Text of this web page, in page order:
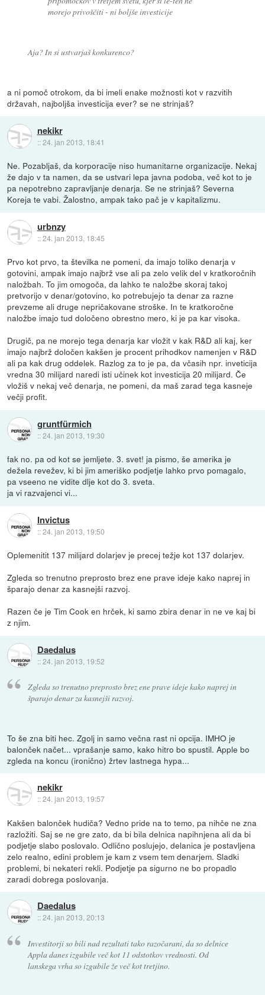
morejo privoščiti - ni boljše investicije
Aja? In si ustvarjaš konkurenco?
a ni pomoč otrokom, da bi imeli enake možnosti kot v razvitih
državah, najboljša investicija ever? se ne strinjaš?
nekikr
::24. jan 2013, 18:41
Ne. Pozabljaš, da korporacije niso humanitarne organizacije. Nekaj
že dajo v ta namen, da se ustvari lepa javna podoba, več kot to je
pa nepotrebno zapravljanje denarja. Se ne strinjaš? Severna
Koreja te vabi. Žalostno, ampak tako pač je v kapitalizmu.
urbnzy
::24. jan 2013, 18:45
Prvo kot prvo, ta številka ne pomeni, da imajo toliko denarja v
gotovini, ampak imajo najbrž vse ali pa zelo velik del v kratkoročnih
naložbah. To jim omogoča, da lahko te naložbe skoraj takoj
pretvorijo v denar/gotovino, ko potrebujejo ta denar za razne
prevzeme ali druge nepričakovane stroške. In te kratkoročne
naložbe imajo tud določeno obrestno mero, ki je pa kar visoka.
Drugič, pa ne morejo tega denarja kar vložit v kak R&D ali kaj, ker
imajo najbrž določen kakšen je procent prihodkov namenjen v R&D
ali pa kak drug oddelek. Razlog za to je pa, da včasih npr. inveticija
vredna 30 milijard naredi isti učinek kot investicija 20 milijard. Če
vložiš v nekaj več denarja, ne pomeni, da maš zarad tega kasneje
večji profit.
gruntfürmich
::24. jan 2013, 19:30
fak no. pa od kot se jemljete. 3. svet! ja pismo, še amerika je
dežela revežev, ki bi jim ameriško podjetje lahko prvo pomagalo,
pa vseeno ne vidite dlje kot do 3. sveta.
ja vi razvajenci vi...
Invictus
::24. jan 2013, 19:50
Oplemenitit 137 milijard dolarjev je precej težje kot 137 dolarjev.
Zgleda so trenutno preprosto brez ene prave ideje kako naprej in
šparajo denar za kasnejši razvoj.
Razen če je Tim Cook en hrček, ki samo zbira denar in ne ve kaj bi
z njim.
Daedalus
::24. jan 2013, 19:52
Zgleda so trenutno preprosto brez ene prave ideje kako naprej in
šparajo denar za kasnejši razvoj.
To še zna biti hec. Zgolj in samo večna rast ni opcija. IMHO je
balonček načet... vprašanje samo, kako hitro bo spustil. Apple bo
zgleda na koncu (ironično) žrtev lastnega hypa...
nekikr
::24. jan 2013, 19:57
Kakšen balonček hudiča? Vedno pride na to temo, pa nihče ne zna
razložiti. Saj se ne gre zato, da bi bila delnica napihnjena ali da bi
podjetje slabo poslovalo. Odlično poslujejo, delanica je postavljena
zelo realno, edini problem je kam z vsem tem denarjem. Sladki
problemi, bi nekateri rekli. Podjetje pa sigurno ne bo propadlo
zaradi dobrega poslovanja.
Daedalus
::24. jan 2013, 20:13
Investitorji so bili nad rezultati tako razočarani, da so delnice
Appla danes izgubile več kot 11 odstotkov vrednosti. Od
lanskega vrha so izgubile že več kot tretjino.